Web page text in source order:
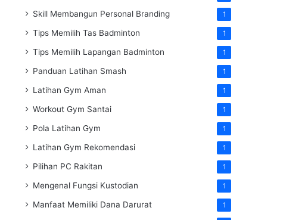
Skill Membangun Personal Branding 1
Tips Memilih Tas Badminton 1
Tips Memilih Lapangan Badminton 1
Panduan Latihan Smash 1
Latihan Gym Aman 1
Workout Gym Santai 1
Pola Latihan Gym 1
Latihan Gym Rekomendasi 1
Pilihan PC Rakitan 1
Mengenal Fungsi Kustodian 1
Manfaat Memiliki Dana Darurat 1